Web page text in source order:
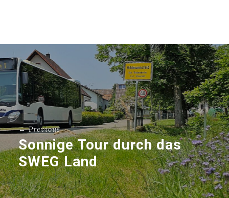
← Previous
Sonnige Tour durch das
SWEG Land